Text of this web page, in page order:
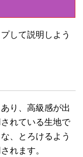
して説明しよう
り、高級感が出
れている生地で
、とろけるよう
れます。